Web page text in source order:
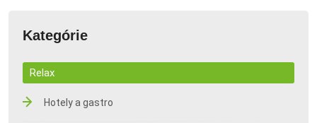
Kategórie
Relax
Hotely a gastro